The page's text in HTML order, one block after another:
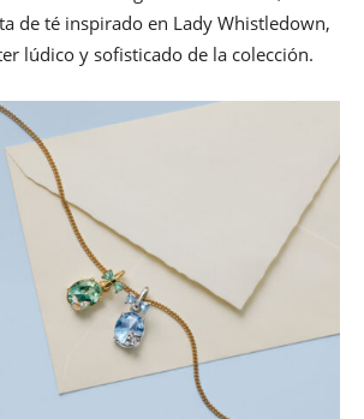
de té inspirado en Lady Whistledown,
lúdico y sofisticado de la colección.